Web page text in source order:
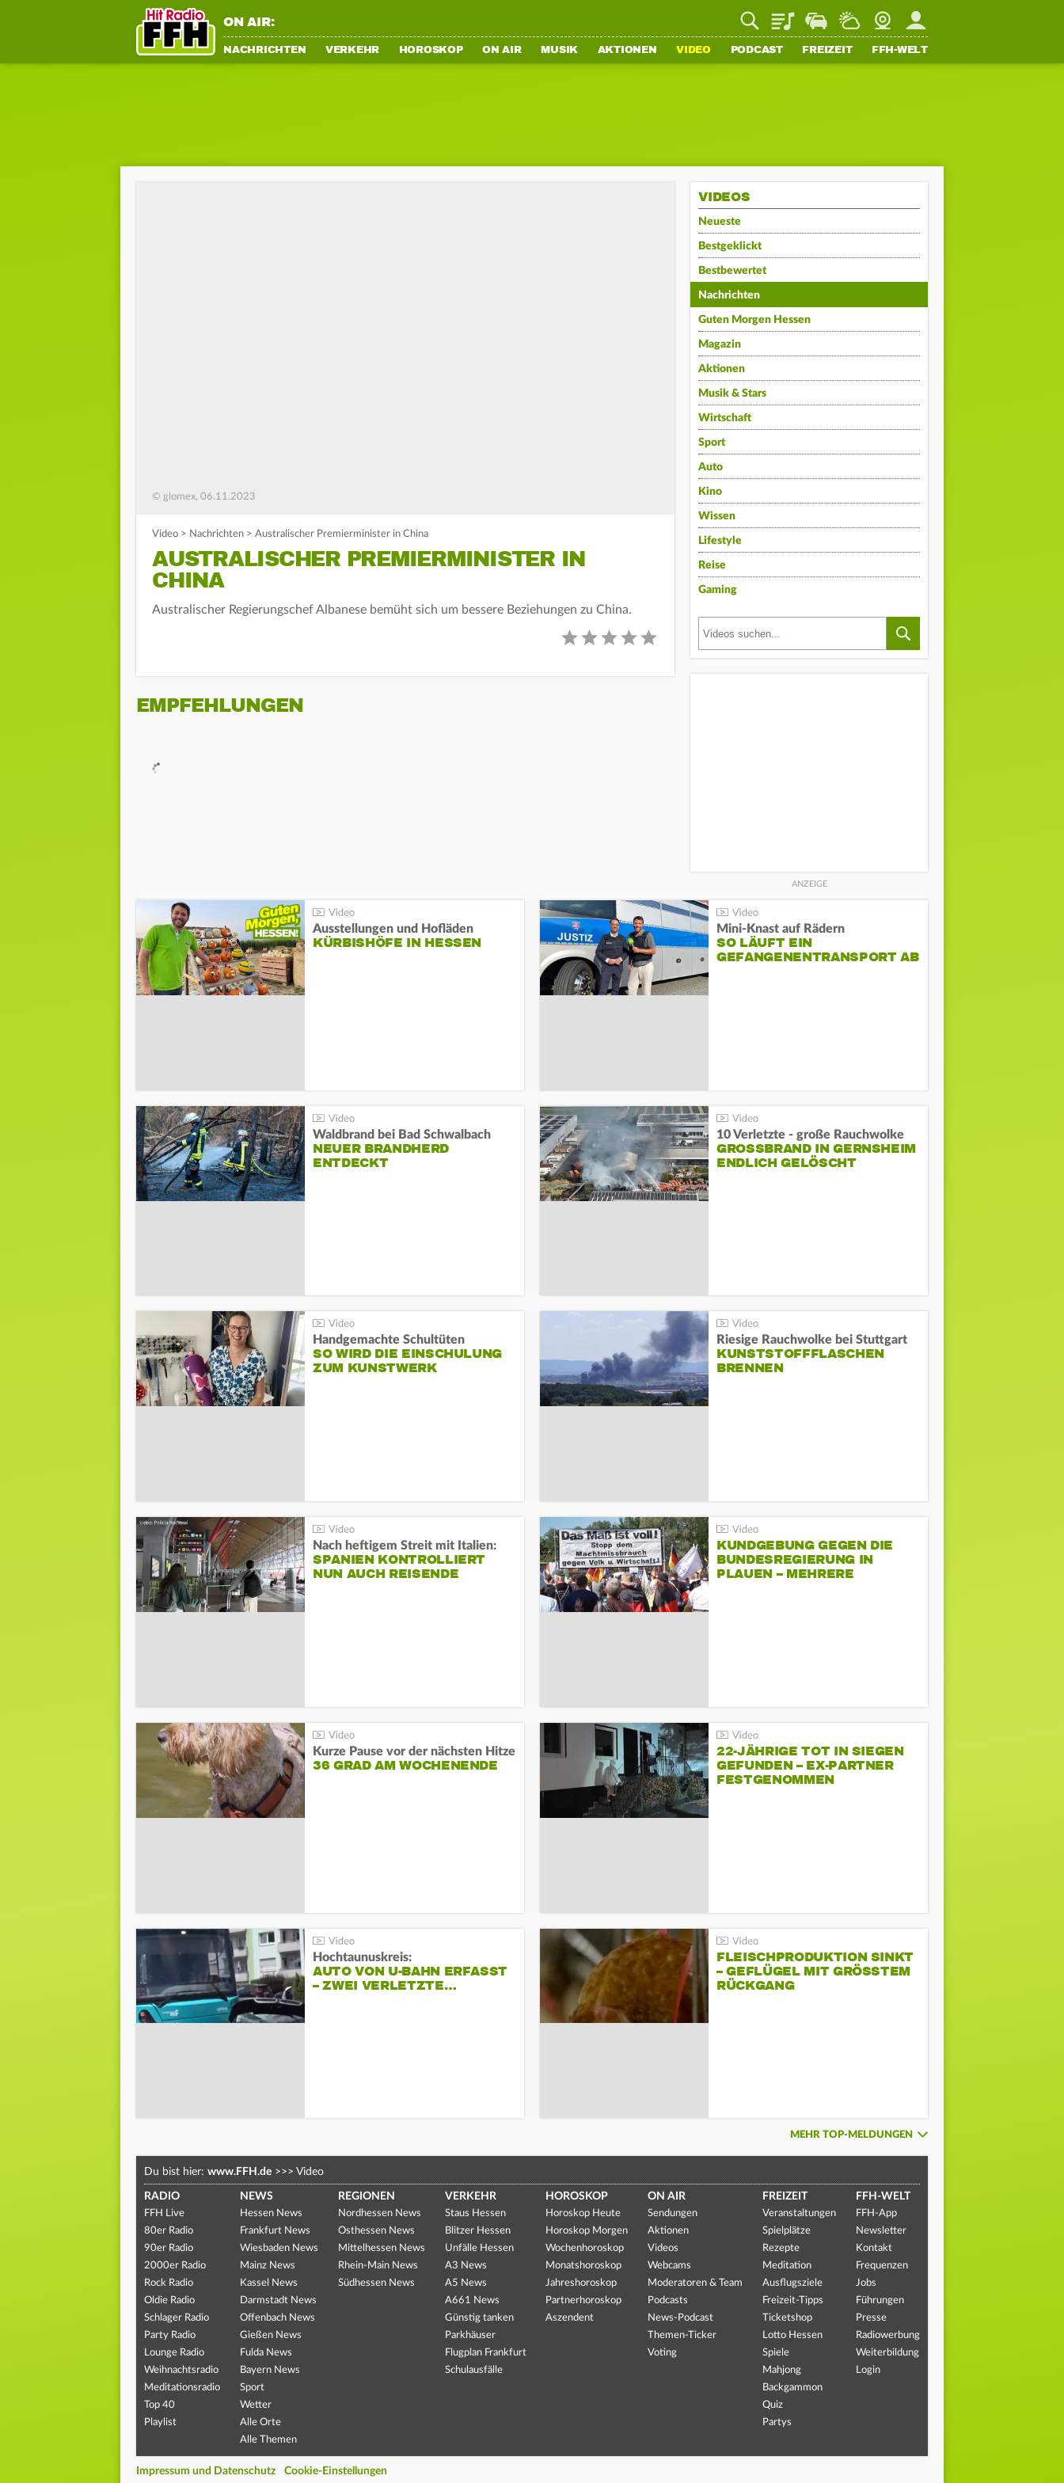
ON AIR: PlaylistStaupilotWetterWebcamMein FFH
NACHRICHTEN VERKEHR HOROSKOP ON AIR MUSIK AKTIONEN VIDEO PODCAST FREIZEIT FFH-WELT
© glomex, 06.11.2023
Video > Nachrichten > Australischer Premierminister in China
AUSTRALISCHER PREMIERMINISTER IN
CHINA
Australischer Regierungschef Albanese bemüht sich um bessere Beziehungen zu China.
EMPFEHLUNGEN
VIDEOS
Neueste
Bestgeklickt
Bestbewertet
Nachrichten
Guten Morgen Hessen
Magazin
Aktionen
Musik & Stars
Wirtschaft
Sport
Auto
Kino
Wissen
Lifestyle
Reise
Gaming
Ausstellungen und Hofläden
KÜRBISHÖFE IN HESSEN
Mini-Knast auf Rädern
SO LÄUFT EIN
GEFANGENENTRANSPORT AB
Waldbrand bei Bad Schwalbach
NEUER BRANDHERD
ENTDECKT
10 Verletzte - große Rauchwolke
GROSSBRAND IN GERNSHEIM E
NDLICH GELÖSCHT
Handgemachte Schultüten
SO WIRD DIE EINSCHULUNG
ZUM KUNSTWERK
Riesige Rauchwolke bei Stuttgart
KUNSTSTOFFFLASCHEN
BRENNEN
Nach heftigem Streit mit Italien:
SPANIEN KONTROLLIERT
NUN AUCH REISENDE
KUNDGEBUNG GEGEN DIE
BUNDESREGIERUNG IN
PLAUEN – MEHRERE
Kurze Pause vor der nächsten Hitze
36 GRAD AM WOCHENENDE
22-JÄHRIGE TOT IN SIEGEN
GEFUNDEN – EX-PARTNER
FESTGENOMMEN
Hochtaunuskreis:
AUTO VON U-BAHN ERFASST
– ZWEI VERLETZTE…
FLEISCHPRODUKTION SINKT
– GEFLÜGEL MIT GRÖSSTEM R
ÜCKGANG
MEHR TOP-MELDUNGEN
Du bist hier: www.FFH.de >>> Video
RADIO
FFH Live
80er Radio
90er Radio
2000er Radio
Rock Radio
Oldie Radio
Schlager Radio
Party Radio
Lounge Radio
Weihnachtsradio
Meditationsradio
Top 40
Playlist
NEWS
Hessen News
Frankfurt News
Wiesbaden News
Mainz News
Kassel News
Darmstadt News
Offenbach News
Gießen News
Fulda News
Bayern News
Sport
Wetter
Alle Orte
Alle Themen
REGIONEN
Nordhessen News
Osthessen News
Mittelhessen News
Rhein-Main News
Südhessen News
VERKEHR
Staus Hessen
Blitzer Hessen
Unfälle Hessen
A3 News
A5 News
A661 News
Günstig tanken
Parkhäuser
Flugplan Frankfurt
Schulausfälle
HOROSKOP
Horoskop Heute
Horoskop Morgen
Wochenhoroskop
Monatshoroskop
Jahreshoroskop
Partnerhoroskop
Aszendent
ON AIR
Sendungen
Aktionen
Videos
Webcams
Moderatoren & Team
Podcasts
News-Podcast
Themen-Ticker
Voting
FREIZEIT
Veranstaltungen
Spielplätze
Rezepte
Meditation
Ausflugsziele
Freizeit-Tipps
Ticketshop
Lotto Hessen
Spiele
Mahjong
Backgammon
Quiz
Partys
FFH-WELT
FFH-App
Newsletter
Kontakt
Frequenzen
Jobs
Führungen
Presse
Radiowerbung
Weiterbildung
Login
Impressum und Datenschutz Cookie-Einstellungen